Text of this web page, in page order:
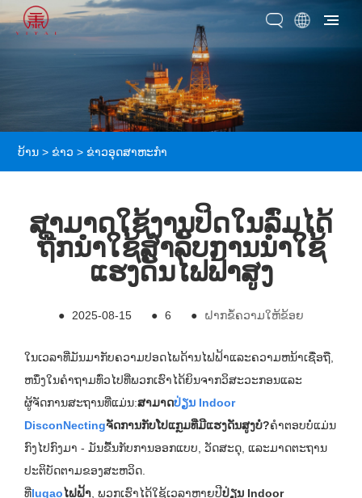
ບ້ານ > ຂ່າວ > ຂ່າວອຸດສາຫະກໍາ
ສາມາດໃຊ້ງານປິດໃນລົ່ມໄດ້
ຖືກນໍາໃຊ້ສໍາລັບການນໍາໃຊ້
ແຮງດັນໄຟຟ້າສູງ
● 2025-08-15 ● 6 ● ຝາກຂໍ້ຄວາມໃຫ້ຂ້ອຍ
ໃນເວລາທີ່ມັນມາກັບຄວາມປອດໄພດ້ານໄຟຟ້າແລະຄວາມຫນ້າເຊື່ອຖື,
ຫນຶ່ງໃນຄໍາຖາມທົ່ວໄປທີ່ພວກເຮົາໄດ້ຍິນຈາກວິສະວະກອນແລະ
ຜູ້ຈັດການສະຖານທີ່ແມ່ນ:ສາມາດປ່ຽນ Indoor
DisconNectingຈັດການກັບໂປແກຼມທີ່ມີແຮງດັນສູງບໍ?ຄໍາຕອບບໍ່ແມ່ນ
ກົງໄປກົງມາ - ມັນຂື້ນກັບການອອກແບບ, ວັດສະດຸ, ແລະມາດຕະຖານ
ປະຕິບັດຕາມຂອງສະຫວິດ.
ທີ່lugaoໄຟຟ້າ, ພວກເຮົາໄດ້ໃຊ້ເວລາຫຼາຍປີປ່ຽນ Indoor